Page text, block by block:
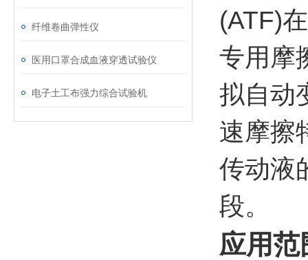
纤维卷曲弹性仪
医用口罩合成血液穿透试验仪
电子土工布强力综合试验机
(ATF)
专用摩
拟自动
速摩擦
传动液
段。
应用范